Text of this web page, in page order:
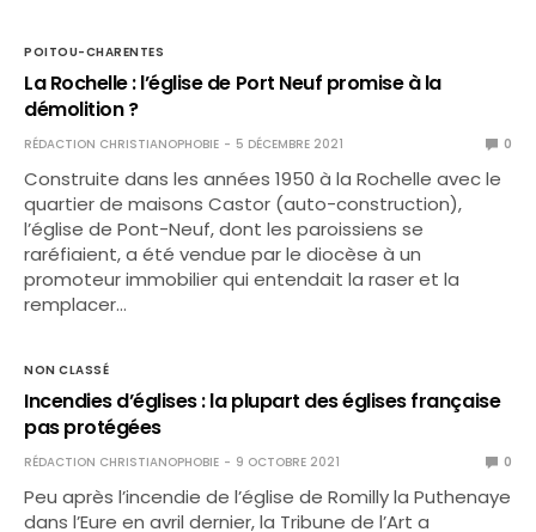
POITOU-CHARENTES
La Rochelle : l’église de Port Neuf promise à la
démolition ?
RÉDACTION CHRISTIANOPHOBIE 5 DÉCEMBRE 2021 0
Construite dans les années 1950 à la Rochelle avec le
quartier de maisons Castor (auto-construction),
l’église de Pont-Neuf, dont les paroissiens se
raréfiaient, a été vendue par le diocèse à un
promoteur immobilier qui entendait la raser et la
remplacer…
NON CLASSÉ
Incendies d’églises : la plupart des églises française
pas protégées
RÉDACTION CHRISTIANOPHOBIE 9 OCTOBRE 2021 0
Peu après l’incendie de l’église de Romilly la Puthenaye
dans l’Eure en avril dernier, la Tribune de l’Art a